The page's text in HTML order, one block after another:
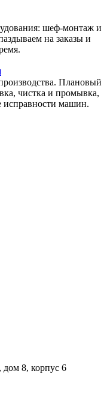
шеф-монтаж и
на заказы и
Плановый
чистка и промывка,
исправности машин.
дом 8, корпус 6